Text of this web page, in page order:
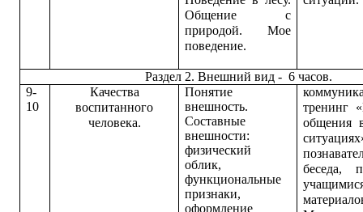
Общение с
природой. Мое
поведение.
Раздел 2. Внешний вид - 6 часов.
9-
10
Качества
воспитанного
человека.
Понятие
внешность.
Составные
внешности:
физический
облик,
функциональные
признаки,
оформление
тренинг
общения
п
беседа,